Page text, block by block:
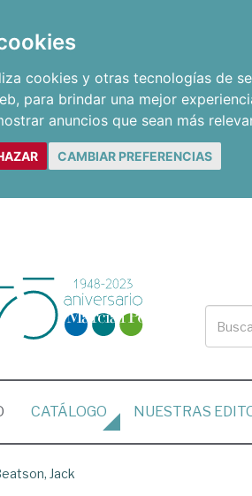
cookies y otras tecnologías de
, para brindar una mejor
anuncios que sean más
CAMBIAR PREFERENCIAS
(CURRENT)
CATÁLOGO NUESTRAS
Jack